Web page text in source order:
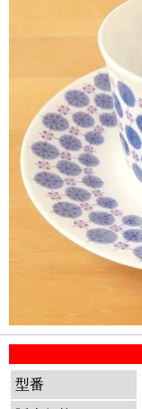
型番